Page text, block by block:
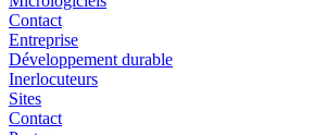
Contact
Entreprise
Développement durable
Inerlocuteurs
Sites
Contact